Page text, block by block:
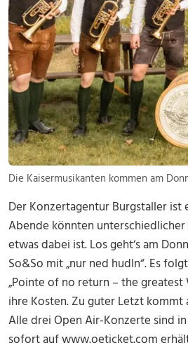
Die Kaisermusikanten kommen am
Der Konzertagentur Burgstaller ist
Abende könnten
etwas dabei ist. Los geht‘s am
So&So mit „nur ned hudln“. Es
„Pointe of no return – the
ihre Kosten. Zu guter Letzt kommt
Alle drei Open Air-Konzerte sind
sofort auf www.oeticket.com